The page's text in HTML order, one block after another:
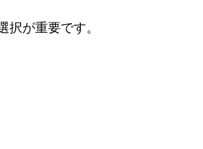
が重要です。